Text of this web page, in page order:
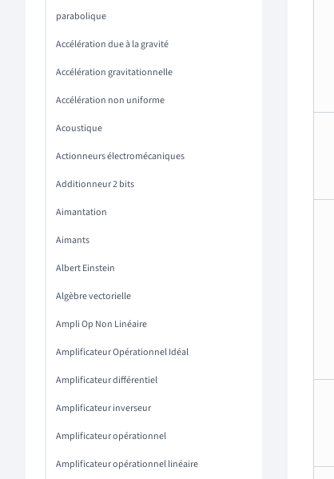
parabolique
Accélération due à la gravité
Accélération gravitationnelle
Accélération non uniforme
Acoustique
Actionneurs électromécaniques
Additionneur 2 bits
Aimantation
Aimants
Albert Einstein
Algèbre vectorielle
Ampli Op Non Linéaire
Amplificateur Opérationnel Idéal
Amplificateur différentiel
Amplificateur inverseur
Amplificateur opérationnel
Amplificateur opérationnel linéaire